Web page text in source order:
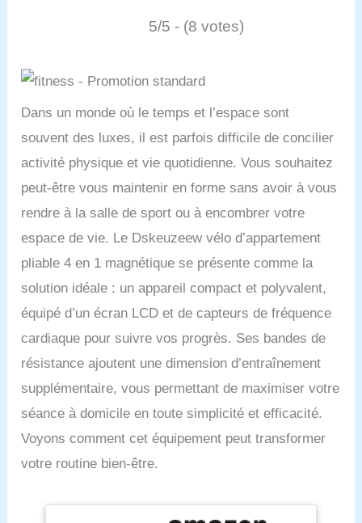
5/5 - (8 votes)
Dans un monde où le temps et l’espace sont
souvent des luxes, il est parfois difficile de concilier
activité physique et vie quotidienne. Vous souhaitez
peut-être vous maintenir en forme sans avoir à vous
rendre à la salle de sport ou à encombrer votre
espace de vie. Le Dskeuzeew vélo d’appartement
pliable 4 en 1 magnétique se présente comme la
solution idéale : un appareil compact et polyvalent,
équipé d’un écran LCD et de capteurs de fréquence
cardiaque pour suivre vos progrès. Ses bandes de
résistance ajoutent une dimension d’entraînement
supplémentaire, vous permettant de maximiser votre
séance à domicile en toute simplicité et efficacité.
Voyons comment cet équipement peut transformer
votre routine bien-être.